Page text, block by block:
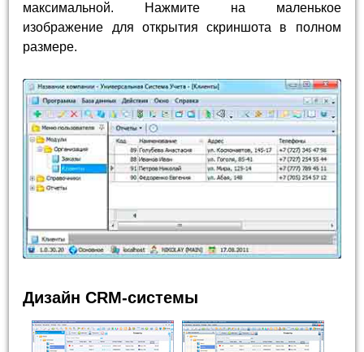
максимальной. Нажмите на маленькое
изображение для открытия скриншота в полном
размере.
Дизайн CRM-системы